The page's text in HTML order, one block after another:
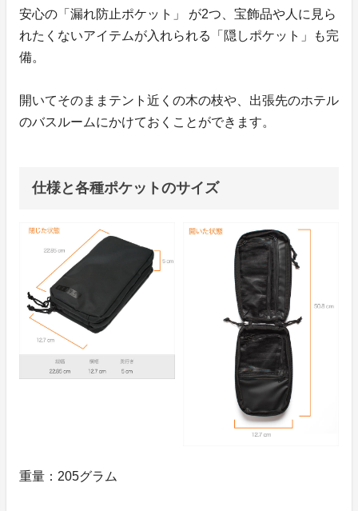
安心の「漏れ防止ポケット」 が2つ、宝飾品や人に見ら
れたくないアイテムが入れられる「隠しポケット」も完
備。
開いてそのままテント近くの木の枝や、出張先のホテル
のバスルームにかけておくことができます。
仕様と各種ポケットのサイズ
重量：205グラム